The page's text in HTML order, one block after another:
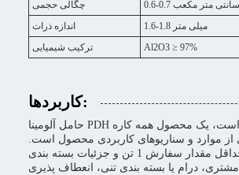
چگالی حجمی
بر سانتی متر مکعب
اندازه ذرات
1.6-1.8 میلی متر
ترکیب شیمیایی
Al2O3 ≥ 97%
کاربردها:
حامل آلومینا PDH که منشا آن چین است، یک محصول همه کاره
از موارد و سناریوهای کاربردی محصول است.
این محصول با حداقل مقدار سفارش 1 تن و جزئیات بسته بندی
درام یا بسته بندی تنی، انعطاف پذیری